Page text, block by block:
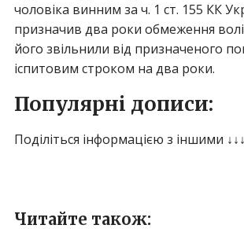
чоловіка винним за ч. 1 ст. 155 КК
призначив два роки обмеження
його звільнили від призначеного
іспитовим строком на два роки.
Популярні дописи:
Поділіться інформацією з іншими ↓↓↓
Читайте також: